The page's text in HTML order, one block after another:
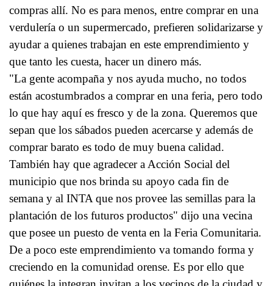
compras allí. No es para menos, entre comprar en una
verdulería o un supermercado, prefieren solidarizarse y
ayudar a quienes trabajan en este emprendimiento y
que tanto les cuesta, hacer un dinero más.
"La gente acompaña y nos ayuda mucho, no todos
están acostumbrados a comprar en una feria, pero todo
lo que hay aquí es fresco y de la zona. Queremos que
sepan que los sábados pueden acercarse y además de
comprar barato es todo de muy buena calidad.
También hay que agradecer a Acción Social del
municipio que nos brinda su apoyo cada fin de
semana y al INTA que nos provee las semillas para la
plantación de los futuros productos" dijo una vecina
que posee un puesto de venta en la Feria Comunitaria.
De a poco este emprendimiento va tomando forma y
creciendo en la comunidad orense. Es por ello que